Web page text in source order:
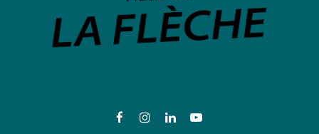
Lien
Lien
Lien